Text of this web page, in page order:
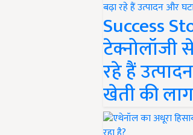
Success
टेक्नोलॉजी
रहे हैं
खेती की